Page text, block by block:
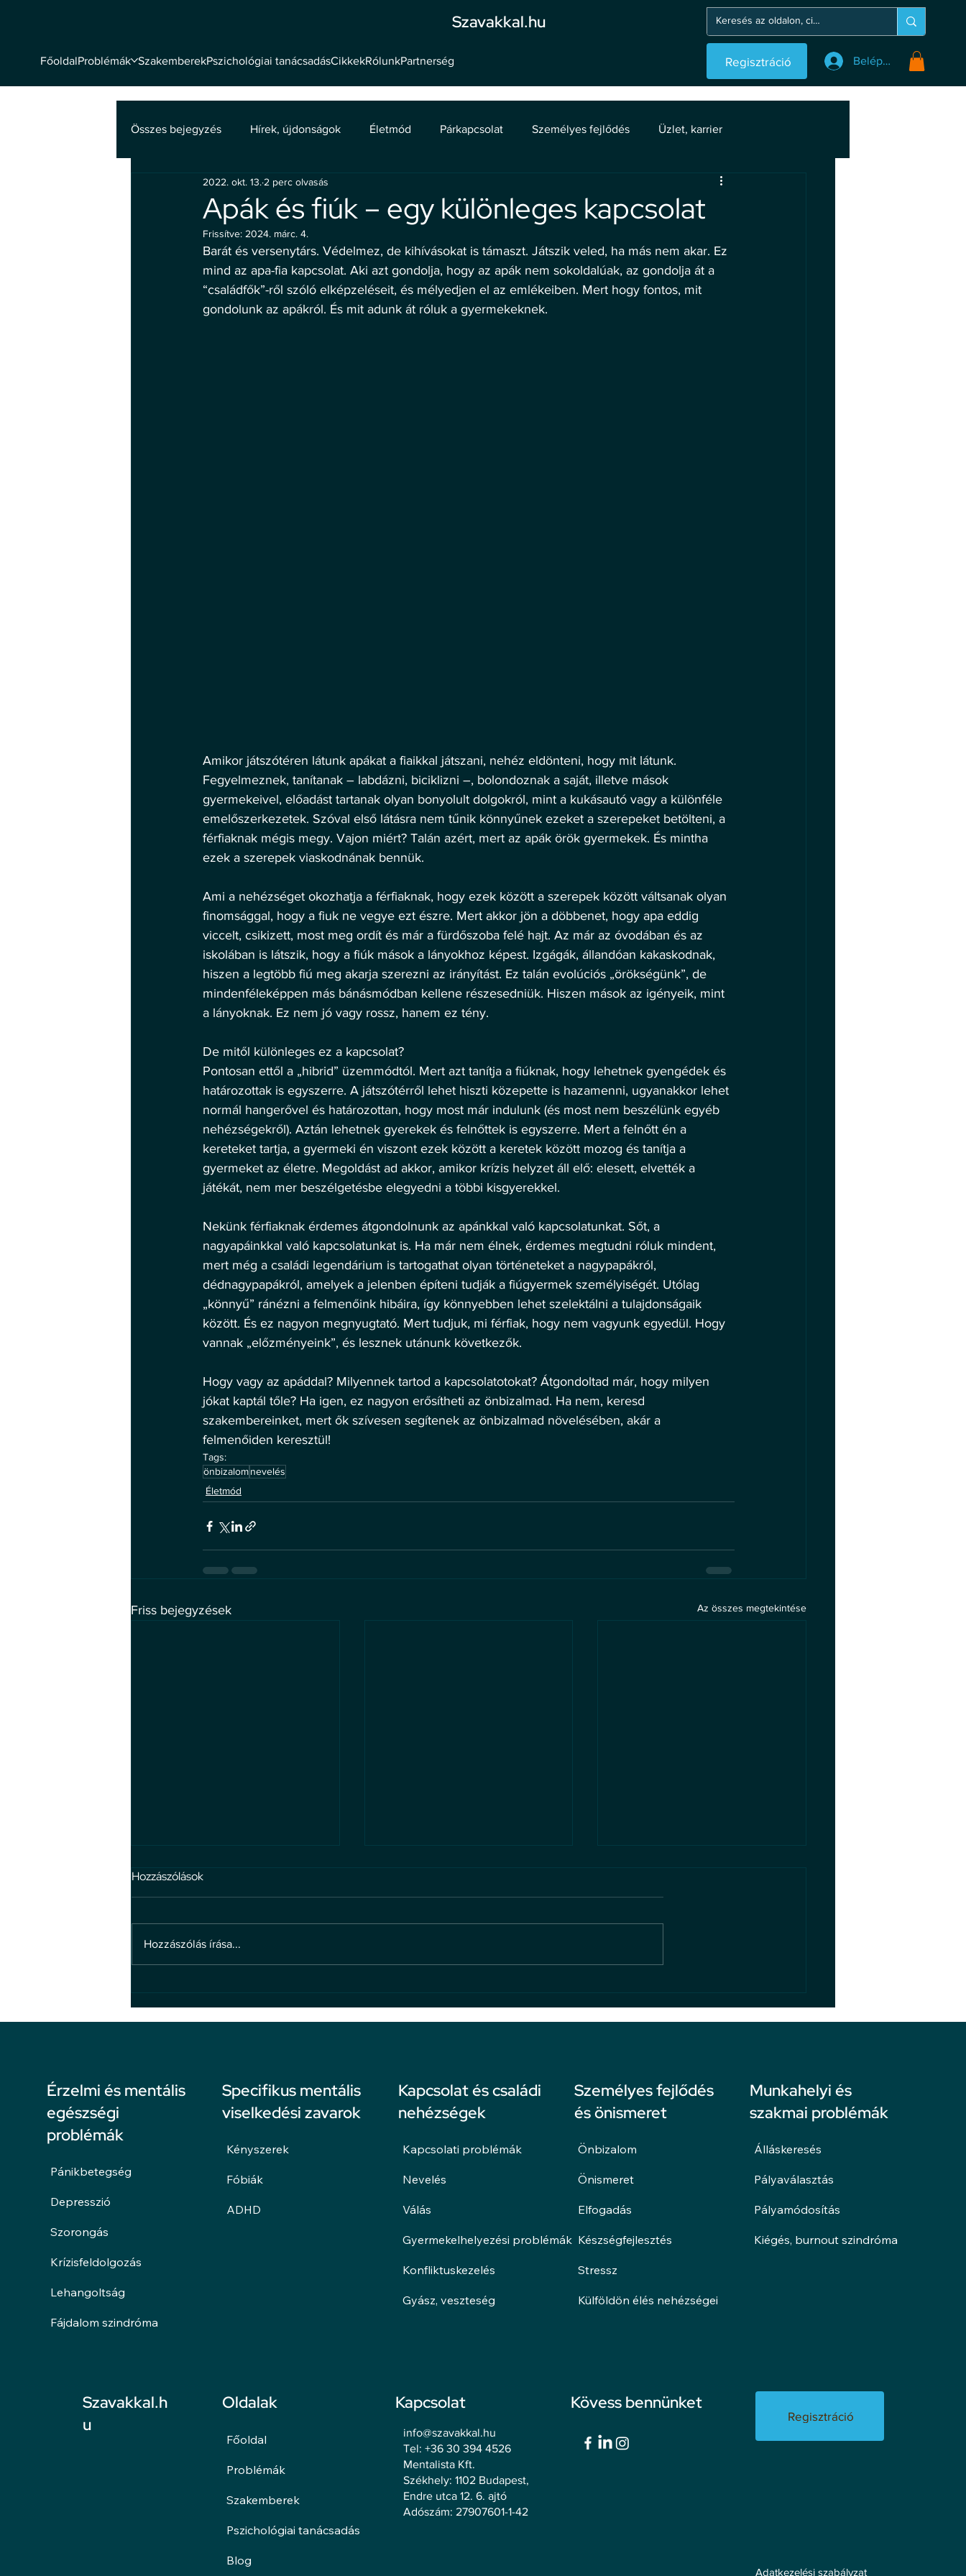
Szavakkal.hu
Regisztráció Belépés
FőoldalProblémák SzakemberekPszichológiai tanácsadásCikkekRólunkPartnerség
Összes bejegyzés Hírek, újdonságok Életmód Párkapcsolat Személyes fejlődés Üzlet, karrier
Mentális egészség
Apák és fiúk – egy különleges kapcsolat
2022. okt. 13. 2 perc olvasás
Frissítve: 2024. márc. 4.
Barát és versenytárs. Védelmez, de kihívásokat is támaszt. Játszik veled, ha más nem akar. Ez
mind az apa-fia kapcsolat. Aki azt gondolja, hogy az apák nem sokoldalúak, az gondolja át a
“családfők”-ről szóló elképzeléseit, és mélyedjen el az emlékeiben. Mert hogy fontos, mit
gondolunk az apákról. És mit adunk át róluk a gyermekeknek.
Amikor játszótéren látunk apákat a fiaikkal játszani, nehéz eldönteni, hogy mit látunk.
Fegyelmeznek, tanítanak – labdázni, biciklizni –, bolondoznak a saját, illetve mások
gyermekeivel, előadást tartanak olyan bonyolult dolgokról, mint a kukásautó vagy a különféle
emelőszerkezetek. Szóval első látásra nem tűnik könnyűnek ezeket a szerepeket betölteni, a
férfiaknak mégis megy. Vajon miért? Talán azért, mert az apák örök gyermekek. És mintha
ezek a szerepek viaskodnának bennük.
Ami a nehézséget okozhatja a férfiaknak, hogy ezek között a szerepek között váltsanak olyan
finomsággal, hogy a fiuk ne vegye ezt észre. Mert akkor jön a döbbenet, hogy apa eddig
viccelt, csikizett, most meg ordít és már a fürdőszoba felé hajt. Az már az óvodában és az
iskolában is látszik, hogy a fiúk mások a lányokhoz képest. Izgágák, állandóan kakaskodnak,
hiszen a legtöbb fiú meg akarja szerezni az irányítást. Ez talán evolúciós „örökségünk”, de
mindenféleképpen más bánásmódban kellene részesedniük. Hiszen mások az igényeik, mint
a lányoknak. Ez nem jó vagy rossz, hanem ez tény.
De mitől különleges ez a kapcsolat?
Pontosan ettől a „hibrid” üzemmódtól. Mert azt tanítja a fiúknak, hogy lehetnek gyengédek és
határozottak is egyszerre. A játszótérről lehet hiszti közepette is hazamenni, ugyanakkor lehet
normál hangerővel és határozottan, hogy most már indulunk (és most nem beszélünk egyéb
nehézségekről). Aztán lehetnek gyerekek és felnőttek is egyszerre. Mert a felnőtt én a
kereteket tartja, a gyermeki én viszont ezek között a keretek között mozog és tanítja a
gyermeket az életre. Megoldást ad akkor, amikor krízis helyzet áll elő: elesett, elvették a
játékát, nem mer beszélgetésbe elegyedni a többi kisgyerekkel.
Nekünk férfiaknak érdemes átgondolnunk az apánkkal való kapcsolatunkat. Sőt, a
nagyapáinkkal való kapcsolatunkat is. Ha már nem élnek, érdemes megtudni róluk mindent,
mert még a családi legendárium is tartogathat olyan történeteket a nagypapákról,
dédnagypapákról, amelyek a jelenben építeni tudják a fiúgyermek személyiségét. Utólag
„könnyű” ránézni a felmenőink hibáira, így könnyebben lehet szelektálni a tulajdonságaik
között. És ez nagyon megnyugtató. Mert tudjuk, mi férfiak, hogy nem vagyunk egyedül. Hogy
vannak „előzményeink”, és lesznek utánunk következők.
Hogy vagy az apáddal? Milyennek tartod a kapcsolatotokat? Átgondoltad már, hogy milyen
jókat kaptál tőle? Ha igen, ez nagyon erősítheti az önbizalmad. Ha nem, keresd
szakembereinket, mert ők szívesen segítenek az önbizalmad növelésében, akár a
felmenőiden keresztül!
Tags:
önbizalomnevelés
Életmód
Friss bejegyzések Az összes megtekintése
kapcsolatban
hogy bántsanak!
Mi az, ami rajtunk múlik
Hozzászólások
Hozzászólás írása...
Szavakkal.h
u
Oldalak
Főoldal
Problémák
Szakemberek
Pszichológiai tanácsadás
Blog
Kapcsolat
info@szavakkal.hu
Tel: +36 30 394 4526
Mentalista Kft.
Székhely: 1102 Budapest,
Endre utca 12. 6. ajtó
Adószám: 27907601-1-42
Kövess bennünket
Regisztráció
Adatkezelési szabályzat
Érzelmi és mentális
egészségi
problémák
Pánikbetegség
Depresszió
Szorongás
Krízisfeldolgozás
Lehangoltság
Fájdalom szindróma
Specifikus mentális
viselkedési zavarok
Kényszerek
Fóbiák
ADHD
Kapcsolat és családi
nehézségek
Kapcsolati problémák
Nevelés
Válás
Gyermekelhelyezési problémák
Konfliktuskezelés
Gyász, veszteség
Személyes fejlődés
és önismeret
Önbizalom
Önismeret
Elfogadás
Készségfejlesztés
Stressz
Külföldön élés nehézségei
Munkahelyi és
szakmai problémák
Álláskeresés
Pályaválasztás
Pályamódosítás
Kiégés, burnout szindróma